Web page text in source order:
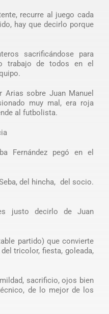
recurre al juego cada
hay que decirlo porque
sacrificándose para
trabajo de todos en el
Arias sobre Juan Manuel
muy mal, era roja
al futbolista.
Fernández pegó en el
del hincha, del socio.
justo decirlo de Juan
partido) que convierte
tricolor, fiesta, goleada,
sacrificio, ojos bien
de lo mejor de los